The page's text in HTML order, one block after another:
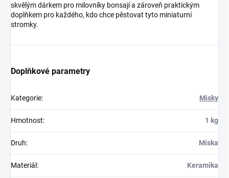
skvělým dárkem pro milovníky bonsají a zároveň praktickým
doplňkem pro každého, kdo chce pěstovat tyto miniaturní
stromky.
Doplňkové parametry
Kategorie: Misky
Hmotnost: 1 kg
Druh: Miska
Materiál : Keramika